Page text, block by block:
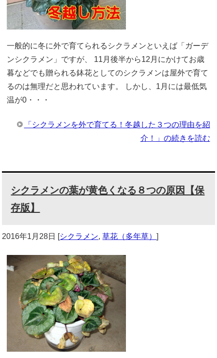
一般的に冬に外で育てられるシクラメンといえば「ガーデ
ンシクラメン」ですが、 11月後半から12月にかけてお歳
暮などでも贈られる鉢花としてのシクラメンは屋外で育て
るのは無理だと思われています。 しかし、1月には最低気
温が0・・・
「シクラメンを外で育てる！冬越した３つの理由を紹
介！」の続きを読む
シクラメンの葉が黄色くなる８つの原因【保
存版】
2016年1月28日 シクラメン,草花（多年草）